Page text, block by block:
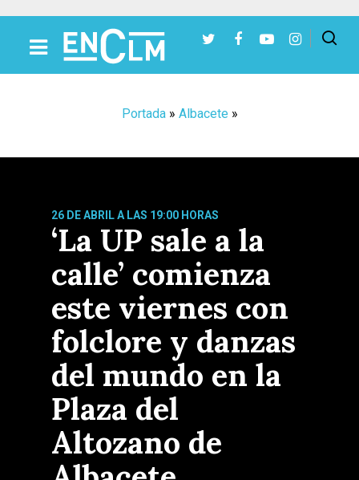
Portada» Albacete »
26 DE ABRIL A LAS 19:00 HORAS
‘La UP sale a la
calle’ comienza
este viernes con
folclore y danzas
del mundo en la
Plaza del
Altozano de